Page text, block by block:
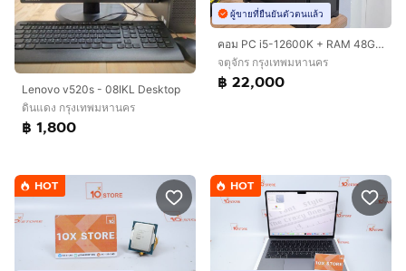
Lenovo v520s - 08IKL Desktop
ดินแดง กรุงเทพมหานคร
฿ 1,800
ผู้ขายที่ยืนยันตัวตนแล้ว
คอม PC i5-12600K + RAM 48GB + Arc A770 16GB + SSD 1.75TB
จตุจักร กรุงเทพมหานคร
฿ 22,000
HOT HOT